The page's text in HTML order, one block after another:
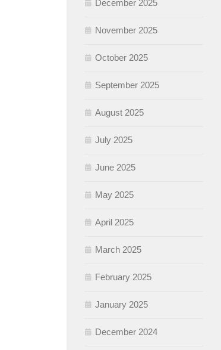
December 2025
November 2025
October 2025
September 2025
August 2025
July 2025
June 2025
May 2025
April 2025
March 2025
February 2025
January 2025
December 2024